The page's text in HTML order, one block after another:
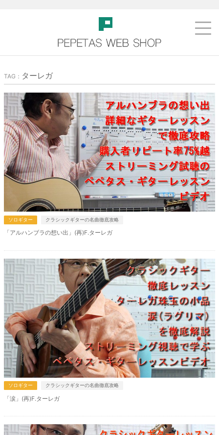
TAG： ターレガ
ソロギター クラシックギターの名曲徹底攻略
「アルハンブラの想い出」(再)F.ターレガ
ソロギター クラシックギターの名曲徹底攻略
「涙」(再)F.ターレガ